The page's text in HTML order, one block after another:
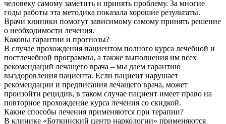
человеку самому заметить и принять проблему. За многие
годы работы эта методика показала хорошие результаты.
Врачи клиники помогут зависимому самому принять решение
о необходимости лечения.
Каковы гарантии и прогнозы?
В случае прохождения пациентом полного курса лечебной и
постлечебной программы, а также выполнения им всех
рекомендаций лечащего врача – мы даем гарантию
выздоровления пациента. Если пациент нарушает
рекомендации и предписания лечащего врача, может
произойти рецидив, в таком случае пациент имеет право на
повторное прохождение курса лечения со скидкой.
Какие способы лечения применяются при терапии?
В клинике «Боткинский центр наркологии» применяются